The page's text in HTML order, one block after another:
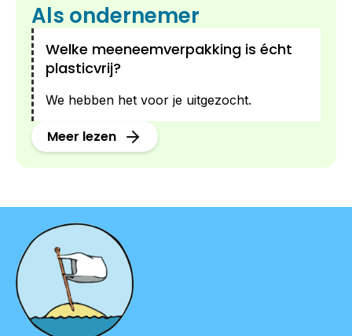
Als ondernemer
Welke meeneemverpakking is écht
plasticvrij?
We hebben het voor je uitgezocht.
Meer lezen